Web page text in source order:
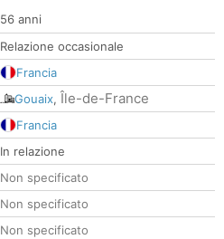
56 anni
Relazione occasionale
Francia
Gouaix, Île-de-France
Francia
In relazione
Non specificato
Non specificato
Non specificato